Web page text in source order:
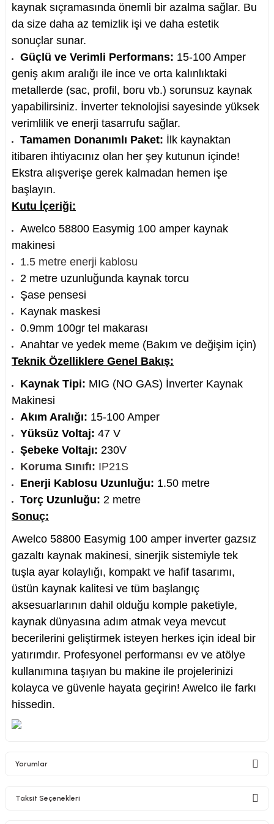
kaynak sıçramasında önemli bir azalma sağlar. Bu
da size daha az temizlik işi ve daha estetik
sonuçlar sunar.
Güçlü ve Verimli Performans: 15-100 Amper
geniş akım aralığı ile ince ve orta kalınlıktaki
metallerde (sac, profil, boru vb.) sorunsuz kaynak
yapabilirsiniz. İnverter teknolojisi sayesinde yüksek
verimlilik ve enerji tasarrufu sağlar.
Tamamen Donanımlı Paket: İlk kaynaktan
itibaren ihtiyacınız olan her şey kutunun içinde!
Ekstra alışverişe gerek kalmadan hemen işe
başlayın.
Kutu İçeriği:
Awelco 58800 Easymig 100 amper kaynak
makinesi
1.5 metre enerji kablosu
2 metre uzunluğunda kaynak torcu
Şase pensesi
Kaynak maskesi
0.9mm 100gr tel makarası
Anahtar ve yedek meme (Bakım ve değişim için)
Teknik Özelliklere Genel Bakış:
Kaynak Tipi: MIG (NO GAS) İnverter Kaynak
Makinesi
Akım Aralığı: 15-100 Amper
Yüksüz Voltaj: 47 V
Şebeke Voltajı: 230V
Koruma Sınıfı: IP21S
Enerji Kablosu Uzunluğu: 1.50 metre
Torç Uzunluğu: 2 metre
Sonuç:
Awelco 58800 Easymig 100 amper inverter gazsız
gazaltı kaynak makinesi, sinerjik sistemiyle tek
tuşla ayar kolaylığı, kompakt ve hafif tasarımı,
üstün kaynak kalitesi ve tüm başlangıç
aksesuarlarının dahil olduğu komple paketiyle,
kaynak dünyasına adım atmak veya mevcut
becerilerini geliştirmek isteyen herkes için ideal bir
yatırımdır. Profesyonel performansı ev ve atölye
kullanımına taşıyan bu makine ile projelerinizi
kolayca ve güvenle hayata geçirin! Awelco ile farkı
hissedin.
Yorumlar
Taksit Seçenekleri